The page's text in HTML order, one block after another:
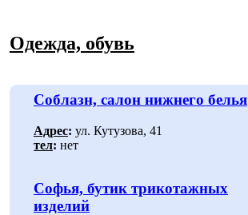
Одежда, обувь
Соблазн, салон нижнего белья
Адрес: ул. Кутузова, 41
тел: нет
Софья, бутик трикотажных
изделий